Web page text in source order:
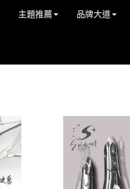
主題推薦 品牌大道